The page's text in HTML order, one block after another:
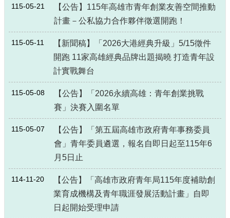
115-05-21
【公告】115年高雄市青年創業友善空間推動
計畫－公私協力合作夥伴徵選開跑！
115-05-11
【新聞稿】「2026大港經典升級」5/15徵件
開跑 11家高雄經典品牌出題揭曉 打造青年設
計實戰舞台
115-05-08
【公告】「2026永續高雄：青年創業挑戰
賽」決賽入圍名單
115-05-07
【公告】「第五屆高雄市政府青年事務委員
會」青年委員遴選，報名自即日起至115年6
月5日止
114-11-20
【公告】「高雄市政府青年局115年度補助創
業育成機構及青年職涯發展活動計畫」自即
日起開始受理申請